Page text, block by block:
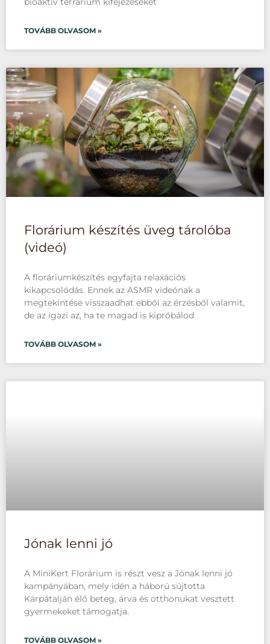
TOVÁBB OLVASOM »
Florárium készítés üveg tárolóba
(videó)
A floráriumkészítés egyfajta relaxációs
kikapcsolódás. Ennek az ASMR videónak a
megtekintése visszaadhat ebből az érzésből valamit,
de az igazi az, ha te magad is kipróbálod
TOVÁBB OLVASOM »
Jónak lenni jó
A MiniKert Florárium is részt vesz a Jónak lenni jó
kampányában, mely idén a háború sújtotta
Kárpátalján élő beteg, árva és otthonukat vesztett
gyermekeket támogatja.
TOVÁBB OLVASOM »